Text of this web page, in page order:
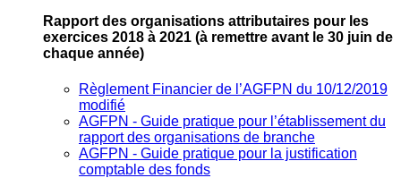
Rapport des organisations attributaires pour les
exercices 2018 à 2021 (à remettre avant le 30 juin de
chaque année)
Règlement Financier de l’AGFPN du 10/12/2019
modifié
AGFPN ‐ Guide pratique pour l’établissement du
rapport des organisations de branche
AGFPN ‐ Guide pratique pour la justification
comptable des fonds